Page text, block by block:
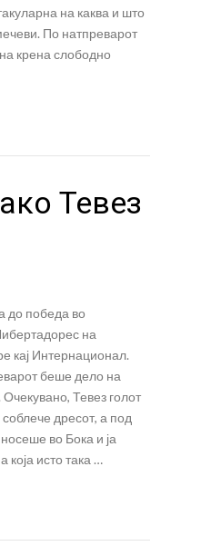
на каква и што
По натпреварот
крена слободно
Тевез
до победа во
на
кај Интернационал.
беше дело на
Тевез голот
дресот, а под
во Бока и ја
која исто така …